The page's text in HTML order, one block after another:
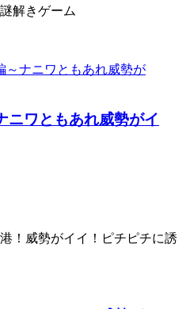
解きゲーム
ニワともあれ威勢がイ
！威勢がイイ！ピチピチに誘